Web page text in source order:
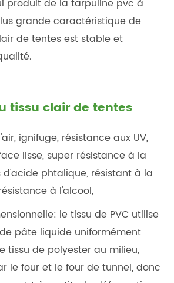
produit de la tarpuline pvc à
grande caractéristique de
de tentes est stable et
tissu clair de tentes
ignifuge, résistance aux UV,
lisse, super résistance à la
phtalique, résistant à la
à l'alcool,
le tissu de PVC utilise
pâte liquide uniformément
tissu de polyester au milieu,
le four et le four de tunnel, donc